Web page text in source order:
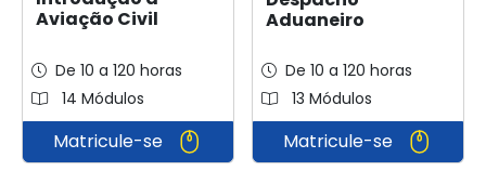
Aviação Civil
De 10 a 120 horas
14 Módulos
Matricule-se
Aduaneiro
De 10 a 120 horas
13 Módulos
Matricule-se